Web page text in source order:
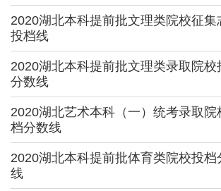
2020湖北本科提前批文理类院校征集
投档线
2020湖北本科提前批文理类录取院校
分数线
2020湖北艺术本科（一）统考录取院
档分数线
2020湖北本科提前批体育类院校投档
线